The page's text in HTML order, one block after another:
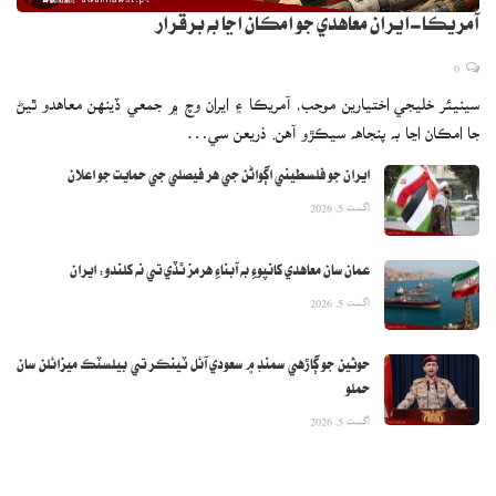
آمريڪا-ايران معاهدي جو امڪان اڃا به برقرار
سينيئر خليجي اختيارين موجب، آمريڪا ۽ ايران وچ ۾ جمعي ڏينهن معاهدو ٿيڻ
جا امڪان اڃا به پنجاهه سيڪڙو آهن. ذريعن سي…
ايران جو فلسطيني اڳواڻن جي هر فيصلي جي حمايت جو اعلان
اگست 5, 2026
عمان سان معاهدي کانپوءِ به آبناءِ هرمز ٿڏي تي نه کلندو: ايران
اگست 5, 2026
حوثين جو ڳاڙهي سمنڊ ۾ سعودي آئل ٽينڪر تي بيلسٽڪ ميزائلن سان
حملو
اگست 5, 2026